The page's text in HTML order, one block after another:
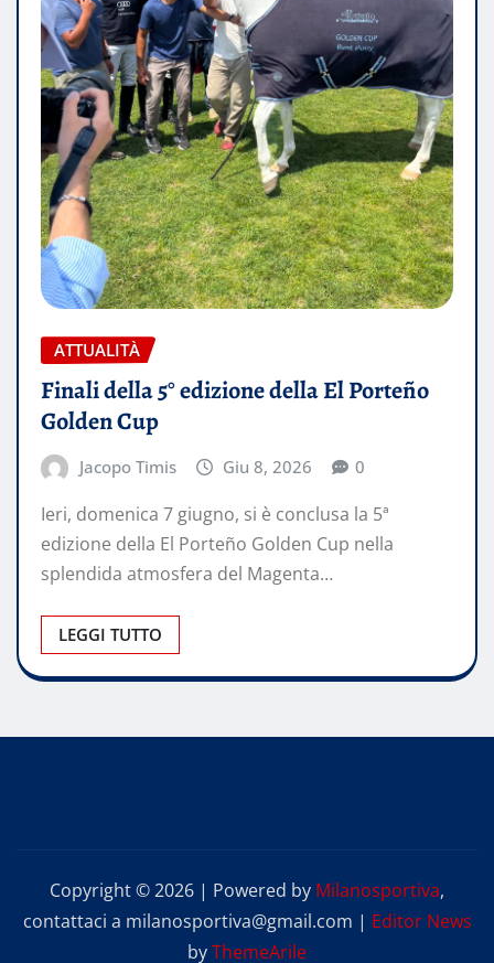
ATTUALITÀ
Finali della 5° edizione della El Porteño
Golden Cup
Jacopo Timis Giu 8, 2026 0
Ieri, domenica 7 giugno, si è conclusa la 5ª
edizione della El Porteño Golden Cup nella
splendida atmosfera del Magenta…
LEGGI TUTTO
Copyright © 2026 | Powered by Milanosportiva,
contattaci a milanosportiva@gmail.com | Editor News
byThemeArile